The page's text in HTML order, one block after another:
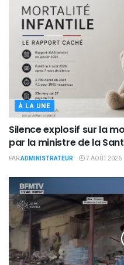
À LA UNE
Silence explosif sur la
par la ministre de la
PARADMINISTRATEUR 7 AOÛT 2026